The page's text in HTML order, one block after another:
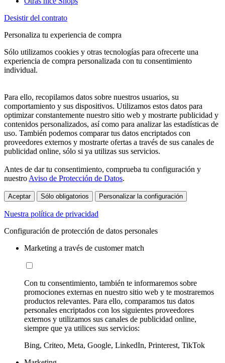
Desistir del contrato
Personaliza tu experiencia de compra
Sólo utilizamos cookies y otras tecnologías para ofrecerte una
experiencia de compra personalizada con tu consentimiento
individual.
Para ello, recopilamos datos sobre nuestros usuarios, su
comportamiento y sus dispositivos. Utilizamos estos datos para
optimizar constantemente nuestro sitio web y mostrarte publicidad y
contenidos personalizados, así como para analizar las estadísticas de
uso. También podemos comparar tus datos encriptados con
proveedores externos y mostrarte ofertas a través de sus canales de
publicidad online, sólo si ya utilizas sus servicios.
Antes de dar tu consentimiento, comprueba tu configuración y
nuestro Aviso de Protección de Datos.
Aceptar Sólo obligatorios Personalizar la configuración
Nuestra política de privacidad
Configuración de protección de datos personales
Marketing a través de customer match
Con tu consentimiento, también te informaremos sobre
promociones externas en nuestro sitio web y te mostraremos
productos relevantes. Para ello, comparamos tus datos
personales encriptados con los siguientes proveedores
externos y utilizamos sus canales de publicidad online,
siempre que ya utilices sus servicios:
Bing, Criteo, Meta, Google, LinkedIn, Printerest, TikTok